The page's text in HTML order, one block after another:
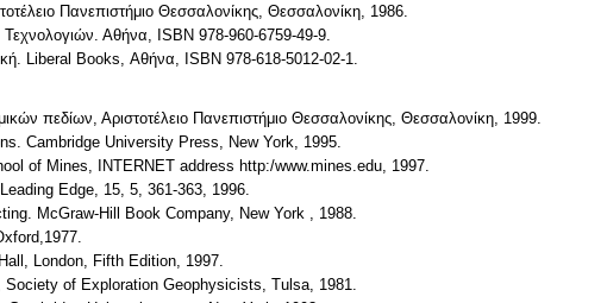
Πανεπιστήμιο Θεσσαλονίκης, Θεσσαλονίκη, 1986.
Αθήνα, ISBN 978-960-6759-49-9.
Liberal Books, Αθήνα, ISBN 978-618-5012-02-1.
πεδίων, Αριστοτέλειο Πανεπιστήμιο Θεσσαλονίκης, Θεσσαλονίκη, 1999.
Cambridge University Press, New York, 1995.
of Mines, INTERNET address http:/www.mines.edu, 1997.
Edge, 15, 5, 361-363, 1996.
McGraw-Hill Book Company, New York , 1988.
London, Fifth Edition, 1997.
of Exploration Geophysicists, Tulsa, 1981.